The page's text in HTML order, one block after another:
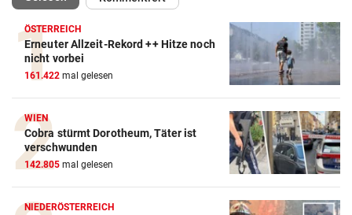
ÖSTERREICH
Erneuter Allzeit-Rekord ++ Hitze noch
nicht vorbei
161.422 mal gelesen
WIEN
Cobra stürmt Dorotheum, Täter ist
verschwunden
142.805 mal gelesen
NIEDERÖSTERREICH